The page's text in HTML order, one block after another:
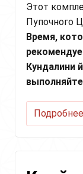
Этот
Пупочного
Время,
Кундалини
Подробнее
Набхи